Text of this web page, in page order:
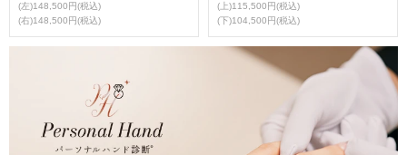
(左)148,500円(税込)
(右)148,500円(税込)
(上)115,500円(税込)
(下)104,500円(税込)